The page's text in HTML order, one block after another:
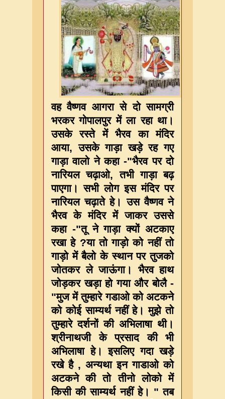
वह वैष्णव आगरा से दो सामग्री
भरकर गोपालपुर में ला रहा था।
उसके रस्ते में भैरव का मंदिर
आया, उसके गाड़ा खड़े रह गए
गाड़ा वालो ने कहा -"भैरव पर दो
नारियल चढ़ाओ, तभी गाड़ा बढ़
पाएगा। सभी लोग इस मंदिर पर
नारियल चढ़ाते हे। उस वैष्णव ने
भैरव के मंदिर में जाकर उससे
कहा -"तू ने गाड़ा क्यों अटकाए
रखा हे ?या तो गाड़ो को नहीं तो
गाड़ो में बैलो के स्थान पर तुजको
जोतकर ले जाऊंगा। भैरव हाथ
जोड़कर खड़ा हो गया और बोलै -
"मुज में तुम्हारे गडाओ को अटकने
को कोई साम्यर्थ नहीं हे। मुझे तो
तुम्हारे दर्शनों की अभिलाषा थी।
श्रीनाथजी के प्रसाद की भी
अभिलाषा हे। इसलिए गदा खड़े
रखे है , अन्यथा इन गाडाओ को
अटकने की तो तीनो लोको में
किसी की साम्यर्थ नहीं हे। " तब